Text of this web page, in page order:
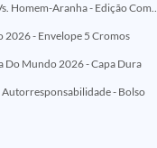
Superman Vs. Homem-Aranha - Edição
2026 - Envelope 5 Cromos
Do Mundo 2026 - Capa Dura
Autorresponsabilidade - Bolso